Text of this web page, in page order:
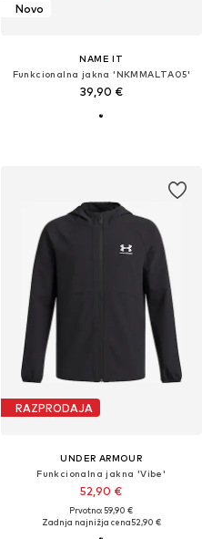
Novo
NAME IT
Funkcionalna jakna 'NKMMALTA05'
39,90 €
RAZPRODAJA
UNDER ARMOUR
Funkcionalna jakna 'Vibe'
52,90 €
Prvotno: 59,90 €
Zadnja najnižja cena52,90 €